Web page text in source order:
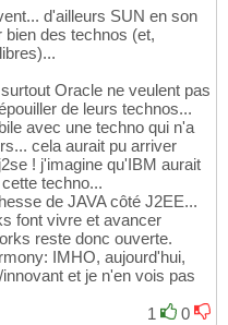
d'ailleurs SUN en son
des technos (et,
Oracle ne veulent pas
de leurs technos...
avec une techno qui n'a
cela aurait pu arriver
! j'imagine qu'IBM aurait
techno...
de JAVA côté J2EE...
font vivre et avancer
reste donc ouverte.
IMHO, aujourd'hui,
et je n'en vois pas
1
0